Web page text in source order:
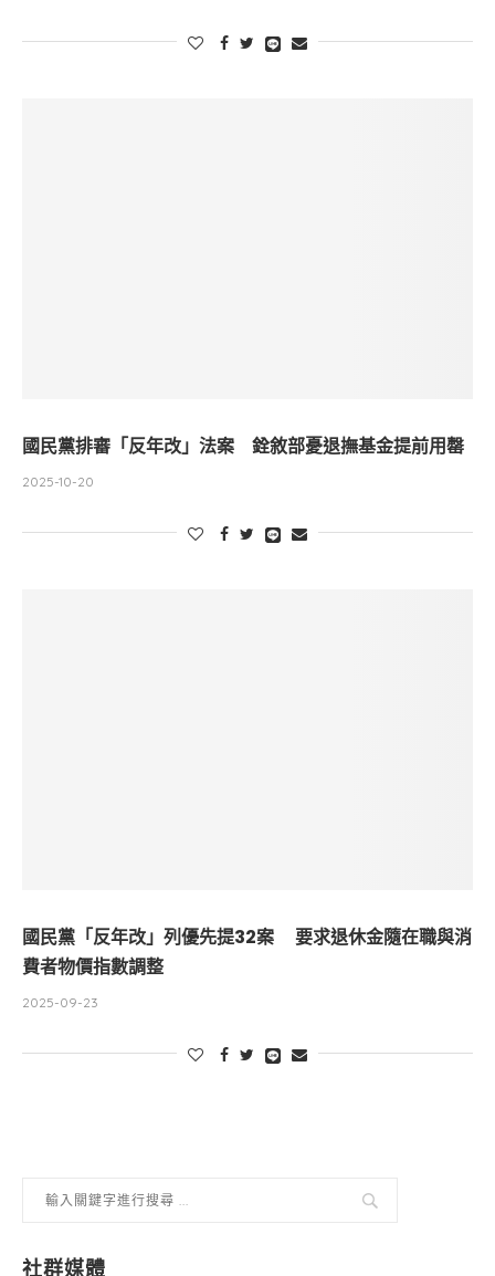
國民黨排審「反年改」法案 銓敘部憂退撫基金提前用罄
2025-10-20
國民黨「反年改」列優先提32案 要求退休金隨在職與消
費者物價指數調整
2025-09-23
社群媒體